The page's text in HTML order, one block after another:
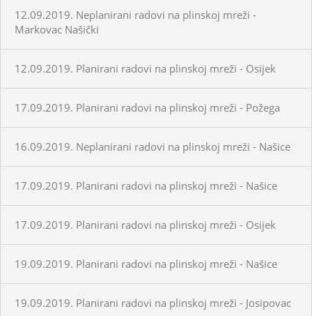
12.09.2019. Neplanirani radovi na plinskoj mreži -
Markovac Našički
12.09.2019. Planirani radovi na plinskoj mreži - Osijek
17.09.2019. Planirani radovi na plinskoj mreži - Požega
16.09.2019. Neplanirani radovi na plinskoj mreži - Našice
17.09.2019. Planirani radovi na plinskoj mreži - Našice
17.09.2019. Planirani radovi na plinskoj mreži - Osijek
19.09.2019. Planirani radovi na plinskoj mreži - Našice
19.09.2019. Planirani radovi na plinskoj mreži - Josipovac